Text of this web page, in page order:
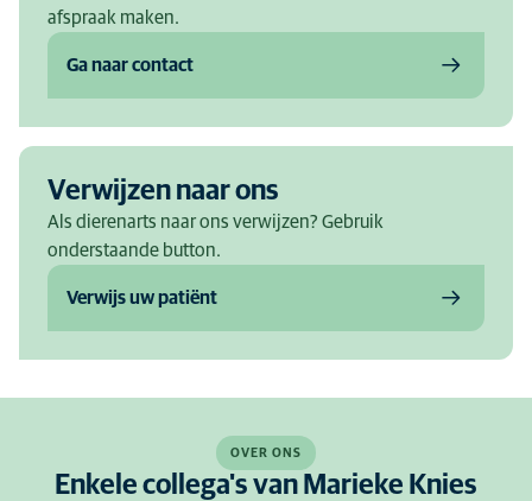
afspraak maken.
Ga naar contact
Verwijzen naar ons
Als dierenarts naar ons verwijzen? Gebruik
onderstaande button.
Verwijs uw patiënt
OVER ONS
Enkele collega's van Marieke Knies